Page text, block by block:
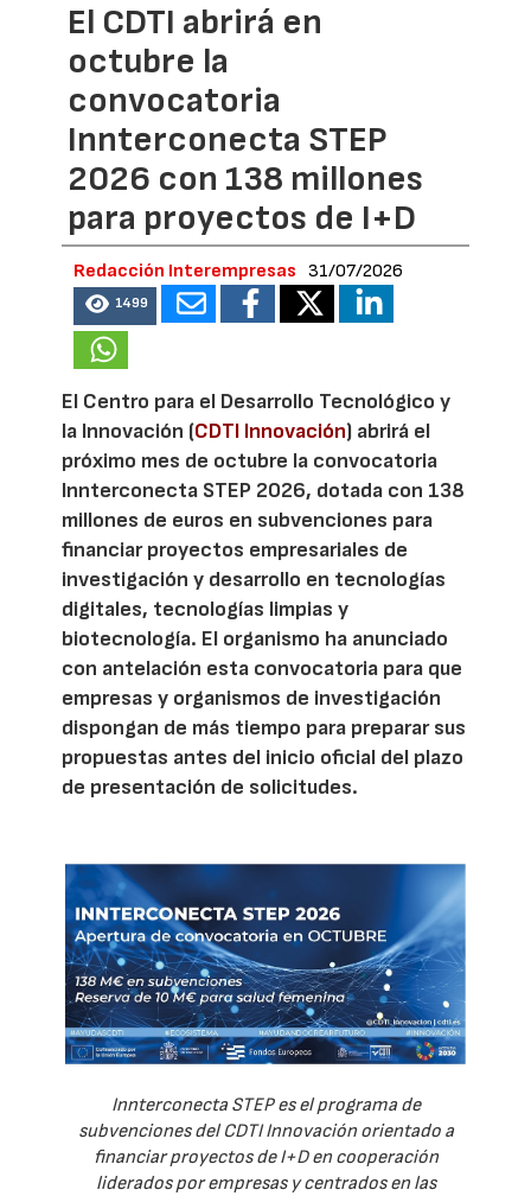
El CDTI abrirá en
octubre la
convocatoria
Innterconecta STEP
2026 con 138 millones
para proyectos de I+D
Redacción Interempresas 31/07/2026
1499
El Centro para el Desarrollo Tecnológico y
la Innovación (CDTI Innovación) abrirá el
próximo mes de octubre la convocatoria
Innterconecta STEP 2026, dotada con 138
millones de euros en subvenciones para
financiar proyectos empresariales de
investigación y desarrollo en tecnologías
digitales, tecnologías limpias y
biotecnología. El organismo ha anunciado
con antelación esta convocatoria para que
empresas y organismos de investigación
dispongan de más tiempo para preparar sus
propuestas antes del inicio oficial del plazo
de presentación de solicitudes.
Innterconecta STEP es el programa de
subvenciones del CDTI Innovación orientado a
financiar proyectos de I+D en cooperación
liderados por empresas y centrados en las